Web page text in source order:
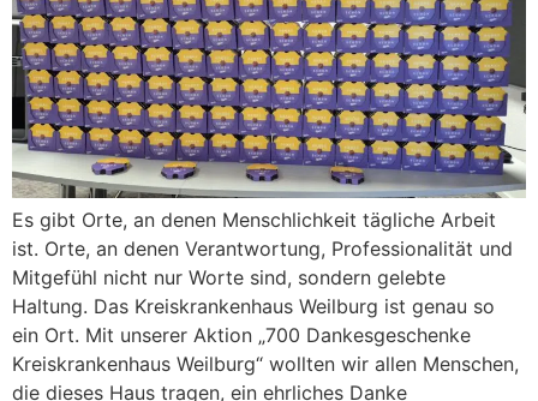
Es gibt Orte, an denen Menschlichkeit tägliche Arbeit
ist. Orte, an denen Verantwortung, Professionalität und
Mitgefühl nicht nur Worte sind, sondern gelebte
Haltung. Das Kreiskrankenhaus Weilburg ist genau so
ein Ort. Mit unserer Aktion „700 Dankesgeschenke
Kreiskrankenhaus Weilburg“ wollten wir allen Menschen,
die dieses Haus tragen, ein ehrliches Danke